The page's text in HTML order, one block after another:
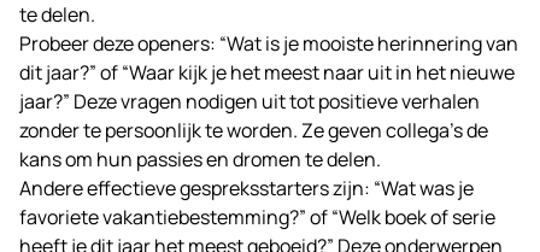
te delen.
Probeer deze openers: “Wat is je mooiste herinnering van
dit jaar?” of “Waar kijk je het meest naar uit in het nieuwe
jaar?” Deze vragen nodigen uit tot positieve verhalen
zonder te persoonlijk te worden. Ze geven collega’s de
kans om hun passies en dromen te delen.
Andere effectieve gespreksstarters zijn: “Wat was je
favoriete vakantiebestemming?” of “Welk boek of serie
heeft je dit jaar het meest geboeid?” Deze onderwerpen